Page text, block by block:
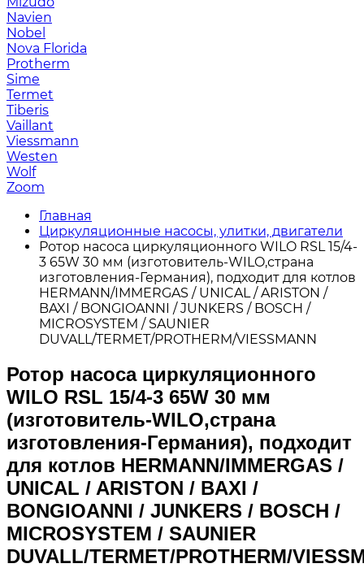
Navien
Nobel
Nova Florida
Protherm
Sime
Termet
Tiberis
Vaillant
Viessmann
Westen
Wolf
Zoom
Главная
Циркуляционные насосы, улитки, двигатели
Ротор насоса циркуляционного WILO RSL 15/4-
3 65W 30 мм (изготовитель-WILO,страна
изготовления-Германия), подходит для котлов
HERMANN/IMMERGAS / UNICAL / ARISTON /
BAXI / BONGIOANNI / JUNKERS / BOSCH /
MICROSYSTEM / SAUNIER
DUVALL/TERMET/PROTHERM/VIESSMANN
Ротор насоса циркуляционного
WILO RSL 15/4-3 65W 30 мм
(изготовитель-WILO,страна
изготовления-Германия), подходит
для котлов HERMANN/IMMERGAS /
UNICAL / ARISTON / BAXI /
BONGIOANNI / JUNKERS / BOSCH /
MICROSYSTEM / SAUNIER
DUVALL/TERMET/PROTHERM/